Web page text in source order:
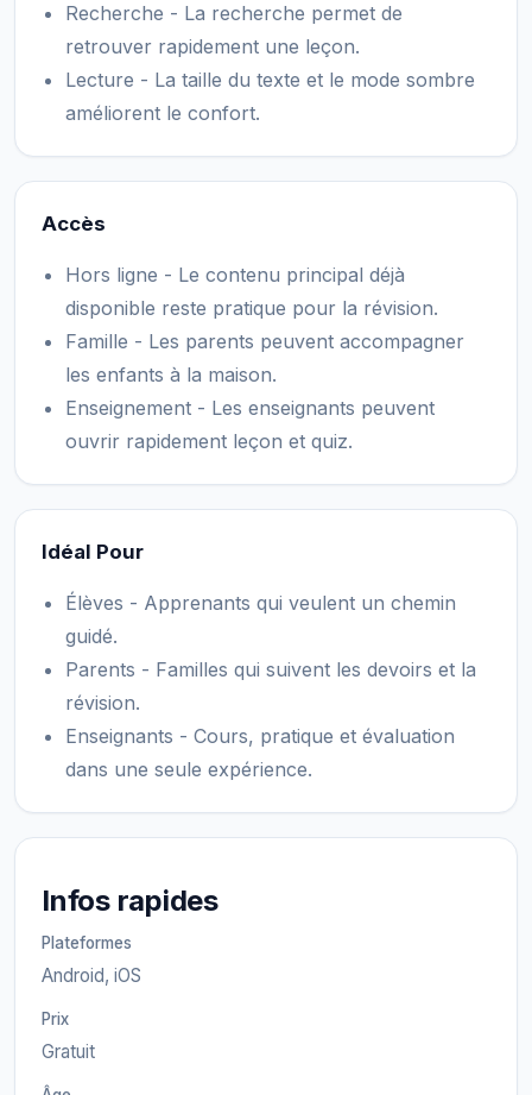
Recherche - La recherche permet de
retrouver rapidement une leçon.
Lecture - La taille du texte et le mode sombre
améliorent le confort.
Accès
Hors ligne - Le contenu principal déjà
disponible reste pratique pour la révision.
Famille - Les parents peuvent accompagner
les enfants à la maison.
Enseignement - Les enseignants peuvent
ouvrir rapidement leçon et quiz.
Idéal Pour
Élèves - Apprenants qui veulent un chemin
guidé.
Parents - Familles qui suivent les devoirs et la
révision.
Enseignants - Cours, pratique et évaluation
dans une seule expérience.
Infos rapides
Plateformes
Android, iOS
Prix
Gratuit